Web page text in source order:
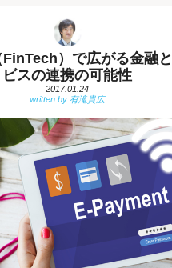
FinTech）で広がる金融
ビスの連携の可能性
2017.01.24